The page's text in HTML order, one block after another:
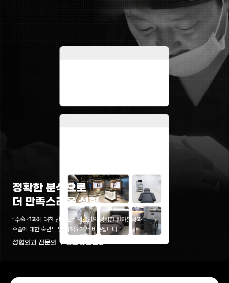
정확한 분석으로
더 만족스러운 성형
“수술 결과에 대한 만족도는 의료진의 정확한 환자분석과
수술에 대한 숙련도 및 이해도에서 비롯됩니다.”
성형외과 전문의 ㅣ 황호 대표원장